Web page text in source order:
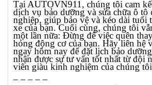
Tại AUTOVN911, chúng tôi cam
dịch vụ bảo dưỡng và sửa chữa ô tô
nghiệp, giúp bảo vệ và kéo dài tuổi
xe của bạn. Cuối cùng, chúng tôi
một lần nữa: Đừng để việc quên
hỏng động cơ của bạn. Hãy liên hệ
ngay hôm nay để đặt lịch bảo
nhận được sự tư vấn tốt nhất từ đội
viên giàu kinh nghiệm của chúng
– – – – –